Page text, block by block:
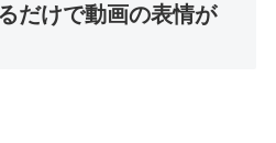
だけで動画の表情が